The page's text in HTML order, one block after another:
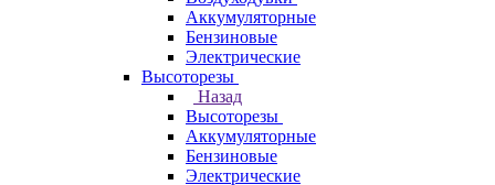
Аккумуляторные
Бензиновые
Электрические
Высоторезы
Назад
Высоторезы
Аккумуляторные
Бензиновые
Электрические